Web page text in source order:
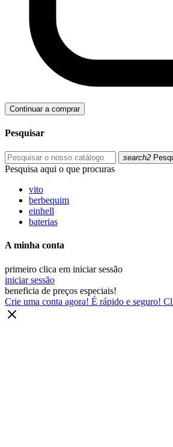
Continuar a comprar
Pesquisar
search2
Pesquisa aqui o que procuras
vito
berbequim
einhell
baterias
A minha conta
primeiro clica em iniciar sessão
iniciar sessão
beneficia de preços especiais!
Crie uma conta agora! É rápido e seguro!